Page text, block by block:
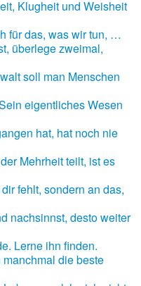
Klugheit und Weisheit
für das, was wir tun, …
überlege zweimal,
soll man Menschen
eigentliches Wesen
hat, hat noch nie
Mehrheit teilt, ist es
fehlt, sondern an das,
nachsinnst, desto weiter
Lerne ihn finden.
die beste